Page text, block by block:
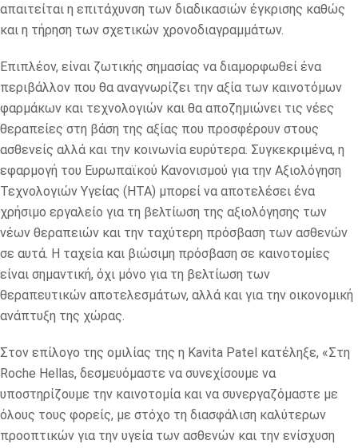
απαιτείται η επιτάχυνση των διαδικασιών έγκρισης καθώς
και η τήρηση των σχετικών χρονοδιαγραμμάτων.
Επιπλέον, είναι ζωτικής σημασίας να διαμορφωθεί ένα
περιβάλλον που θα αναγνωρίζει την αξία των καινοτόμων
φαρμάκων και τεχνολογιών και θα αποζημιώνει τις νέες
θεραπείες στη βάση της αξίας που προσφέρουν στους
ασθενείς αλλά και την κοινωνία ευρύτερα. Συγκεκριμένα, η
εφαρμογή του Ευρωπαϊκού Κανονισμού για την Αξιολόγηση
Τεχνολογιών Υγείας (ΗΤΑ) μπορεί να αποτελέσει ένα
χρήσιμο εργαλείο για τη βελτίωση της αξιολόγησης των
νέων θεραπειών και την ταχύτερη πρόσβαση των ασθενών
σε αυτά. Η ταχεία και βιώσιμη πρόσβαση σε καινοτομίες
είναι σημαντική, όχι μόνο για τη βελτίωση των
θεραπευτικών αποτελεσμάτων, αλλά και για την οικονομική
ανάπτυξη της χώρας.
Στον επίλογο της ομιλίας της η Kavita Patel κατέληξε, «Στη
Roche Hellas, δεσμευόμαστε να συνεχίσουμε να
υποστηρίζουμε την καινοτομία και να συνεργαζόμαστε με
όλους τους φορείς, με στόχο τη διασφάλιση καλύτερων
προοπτικών για την υγεία των ασθενών και την ενίσχυση